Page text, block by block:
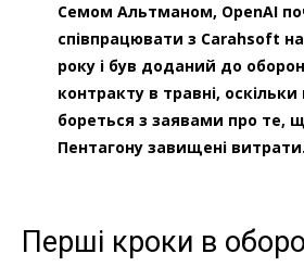
Семом Альтманом, OpenAI
співпрацювати з Carahsoft
року і був доданий до
контракту в травні,
бореться з заявами про те,
Пентагону завищені витрати.
Перші кроки в